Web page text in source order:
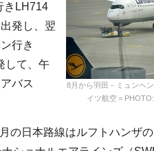
8月から羽田－ミュンヘ
イツ航空＝
きLH714
発し、翌
行き
して、午
バス
の日本路線はルフトハンザ